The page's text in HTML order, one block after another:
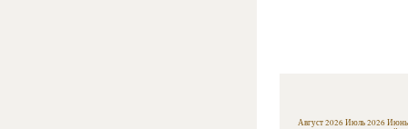
Август 2026 Июль 2026 Июнь